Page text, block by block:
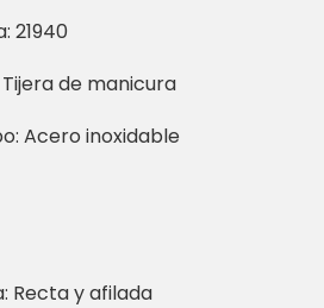
21940
de manicura
Acero inoxidable
Recta y afilada